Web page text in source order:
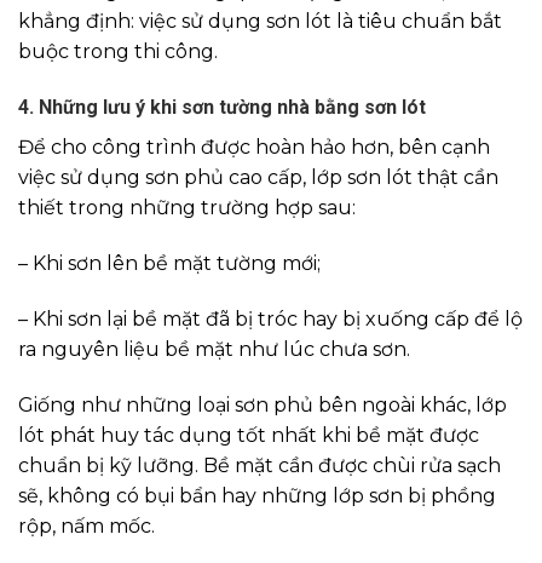
khẳng định: việc sử dụng sơn lót là tiêu chuẩn bắt
buộc trong thi công.
4. Những lưu ý khi sơn tường nhà bằng sơn lót
Để cho công trình được hoàn hảo hơn, bên cạnh
việc sử dụng sơn phủ cao cấp, lớp sơn lót thật cần
thiết trong những trường hợp sau:
– Khi sơn lên bề mặt tường mới;
– Khi sơn lại bề mặt đã bị tróc hay bị xuống cấp để lộ
ra nguyên liệu bề mặt như lúc chưa sơn.
Giống như những loại sơn phủ bên ngoài khác, lớp
lót phát huy tác dụng tốt nhất khi bề mặt được
chuẩn bị kỹ lưỡng. Bề mặt cần được chùi rửa sạch
sẽ, không có bụi bẩn hay những lớp sơn bị phồng
rộp, nấm mốc.